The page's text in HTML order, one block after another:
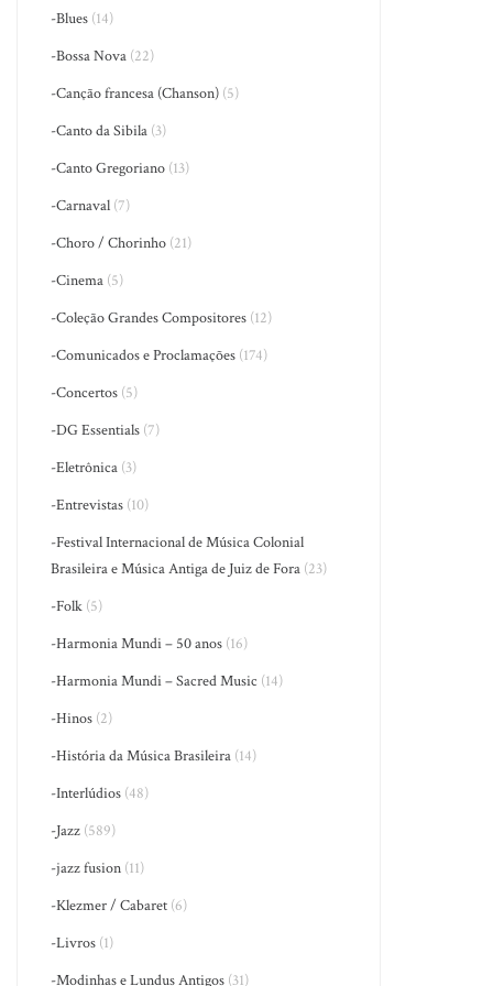
-Blues (14)
-Bossa Nova (22)
-Canção francesa (Chanson) (5)
-Canto da Sibila (3)
-Canto Gregoriano (13)
-Carnaval (7)
-Choro / Chorinho (21)
-Cinema (5)
-Coleção Grandes Compositores (12)
-Comunicados e Proclamações (174)
-Concertos (5)
-DG Essentials (7)
-Eletrônica (3)
-Entrevistas (10)
-Festival Internacional de Música Colonial
Brasileira e Música Antiga de Juiz de Fora (23)
-Folk (5)
-Harmonia Mundi – 50 anos (16)
-Harmonia Mundi – Sacred Music (14)
-Hinos (2)
-História da Música Brasileira (14)
-Interlúdios (48)
-Jazz (589)
-jazz fusion (11)
-Klezmer / Cabaret (6)
-Livros (1)
-Modinhas e Lundus Antigos (31)